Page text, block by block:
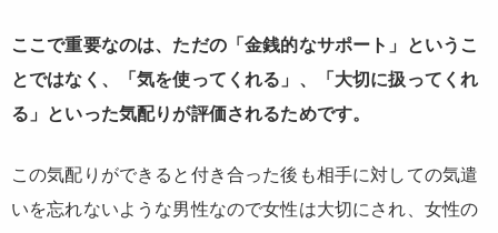
ここで重要なのは、ただの「金銭的なサポート」というこ
とではなく、「気を使ってくれる」、「大切に扱ってくれ
る」といった気配りが評価されるためです。
この気配りができると付き合った後も相手に対しての気遣
いを忘れないような男性なので女性は大切にされ、女性の